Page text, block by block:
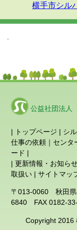
横手市シル
公益社団法人
| トップページ | シ
仕事の依頼 ｜ センタ
ード |
|更新情報・お知ら
取扱い |サイトマッ
〒013-0060 秋田
6840 FAX 0182-
Copyright 2016